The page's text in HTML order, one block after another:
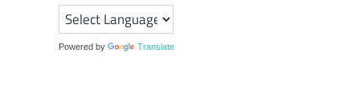
Powered by Translate